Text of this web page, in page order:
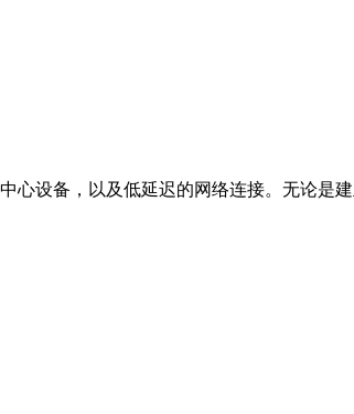
设备，以及低延迟的网络连接。无论是